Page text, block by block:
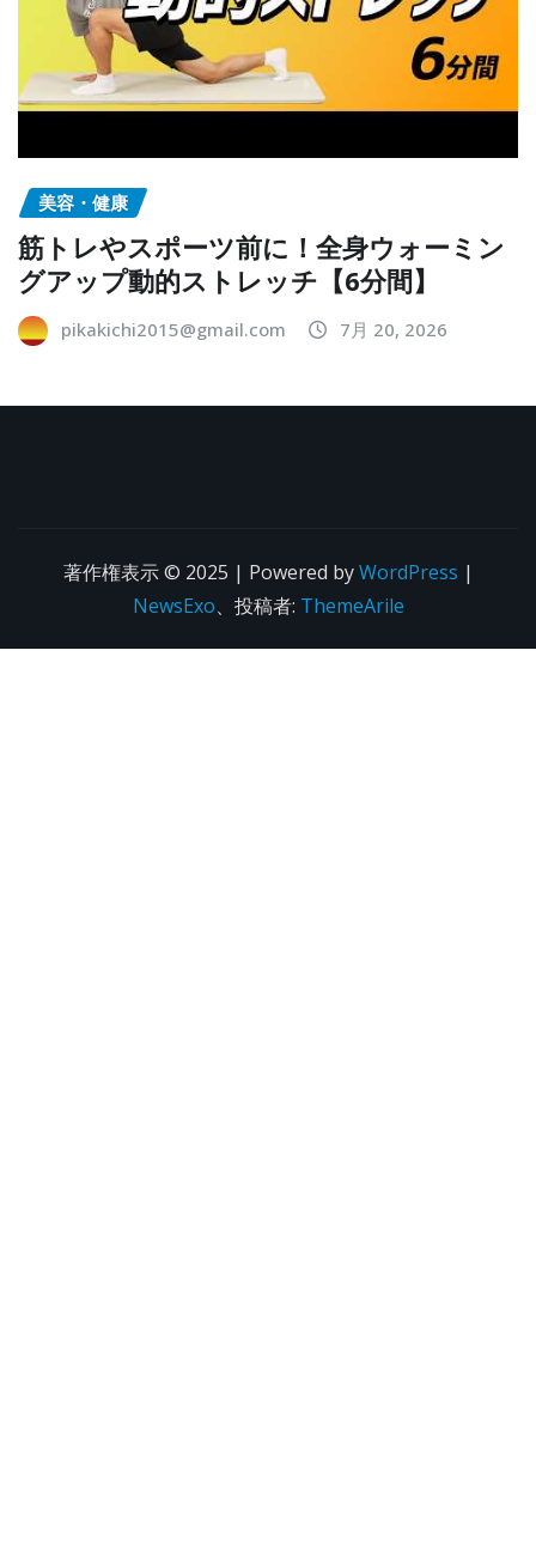
美容・健康
筋トレやスポーツ前に！全身ウォーミン
グアップ動的ストレッチ【6分間】
pikakichi2015@gmail.com 7月 20, 2026
著作権表示 © 2025 | Powered byWordPress |
NewsExo、投稿者: ThemeArile